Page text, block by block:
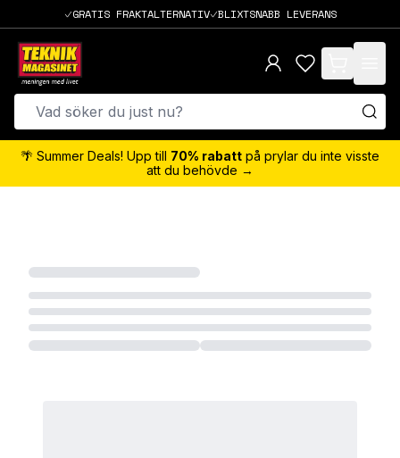
GRATIS FRAKTALTERNATIV BLIXTSNABB LEVERANS
items in cart,
🌴 Summer Deals! Upp till 70% rabatt på prylar du inte visste
att du behövde →